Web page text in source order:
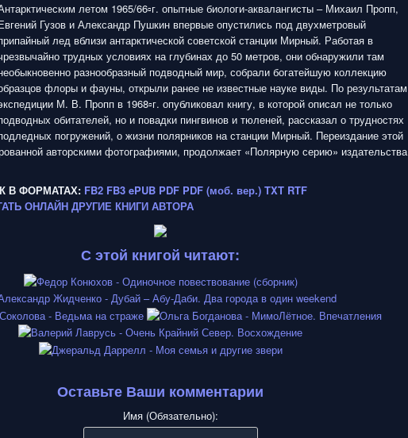
летом 1965/66▫г. опытные биологи-аквалангисты – Михаил Пропп,
Гузов и Александр Пушкин впервые опустились под двухметровый
лед вблизи антарктической советской станции Мирный. Работая в
трудных условиях на глубинах до 50 метров, они обнаружили там
разнообразный подводный мир, собрали богатейшую коллекцию
флоры и фауны, открыли ранее не известные науке виды. По результатам
М. В. Пропп в 1968▫г. опубликовал книгу, в которой описал не только
обитателей, но и повадки пингвинов и тюленей, рассказал о трудностях
погружений, о жизни полярников на станции Мирный. Переиздание этой
авторскими фотографиями, продолжает «Полярную серию» издательства
В ФОРМАТАХ: FB2 FB3 ePUB PDF PDF (моб. вер.) TXT RTF
ОНЛАЙН ДРУГИЕ КНИГИ АВТОРА
С этой книгой читают:
Оставьте Ваши комментарии
Имя (Обязательно):